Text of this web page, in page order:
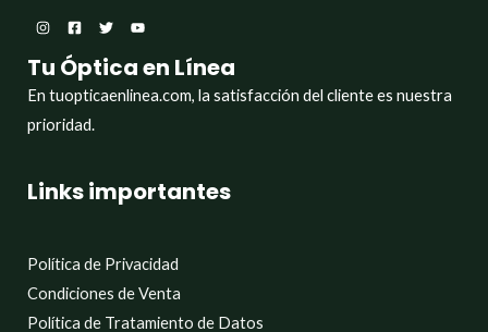
Tu Óptica en Línea
En tuopticaenlinea.com, la satisfacción del cliente es nuestra
prioridad.
Links importantes
Política de Privacidad
Condiciones de Venta
Política de Tratamiento de Datos